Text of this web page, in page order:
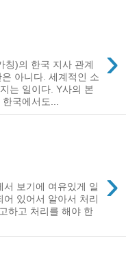
›
칭)의 한국 지사 관계
아니다. 세계적인 소
는 일이다. Y사의 본
국에서도...
›
보기에 여유있게 일
있어서 알아서 처리
하고 처리를 해야 한